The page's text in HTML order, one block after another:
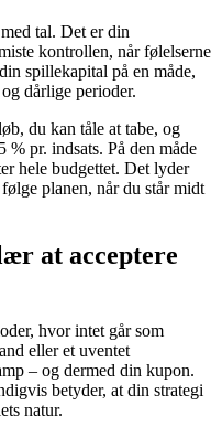
tal. Det er din
kontrollen, når følelserne
spillekapital på en måde,
dårlige perioder.
du kan tåle at tabe, og
pr. indsats. På den måde
hele budgettet. Det lyder
planen, når du står midt
at acceptere
hvor intet går som
eller et uventet
– og dermed din kupon.
betyder, at din strategi
natur.